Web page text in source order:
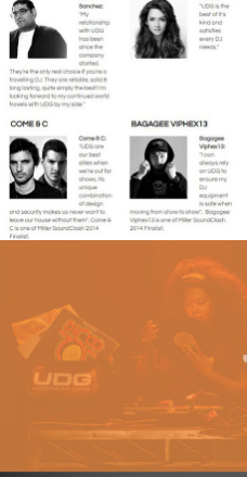
페이코 라이